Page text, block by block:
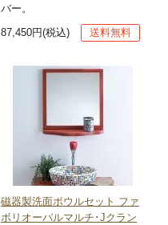
バー。
87,450円(税込)
送料無料
磁器製洗面ボウルセット ファ
ボリオーバルマルチ･Jクラン